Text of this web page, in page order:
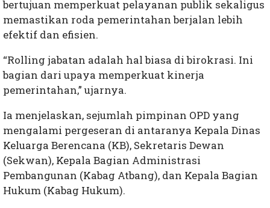
bertujuan memperkuat pelayanan publik sekaligus
memastikan roda pemerintahan berjalan lebih
efektif dan efisien.
“Rolling jabatan adalah hal biasa di birokrasi. Ini
bagian dari upaya memperkuat kinerja
pemerintahan,” ujarnya.
Ia menjelaskan, sejumlah pimpinan OPD yang
mengalami pergeseran di antaranya Kepala Dinas
Keluarga Berencana (KB), Sekretaris Dewan
(Sekwan), Kepala Bagian Administrasi
Pembangunan (Kabag Atbang), dan Kepala Bagian
Hukum (Kabag Hukum).